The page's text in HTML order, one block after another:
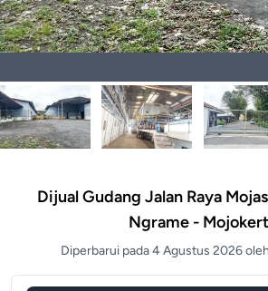
Dijual Gudang Jalan Raya
Ngrame -
Diperbarui pada 4 Agustus 2026